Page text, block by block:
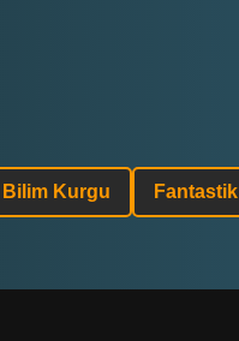
Bilim Kurgu Fantastik